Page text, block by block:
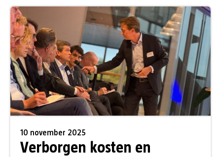
10 november 2025
Verborgen kosten en